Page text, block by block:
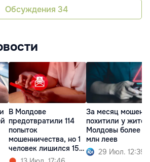
Обсуждения 34
В Молдове
предотвратили 114
попыток
мошенничества, но 1
человек лишился 150
тыс. леев
За месяц
похитили у
Молдовы более
млн леев
29 Июл. 12:39